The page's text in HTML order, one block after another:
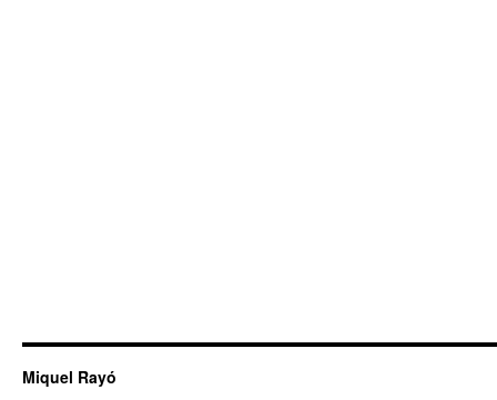
Miquel Rayó